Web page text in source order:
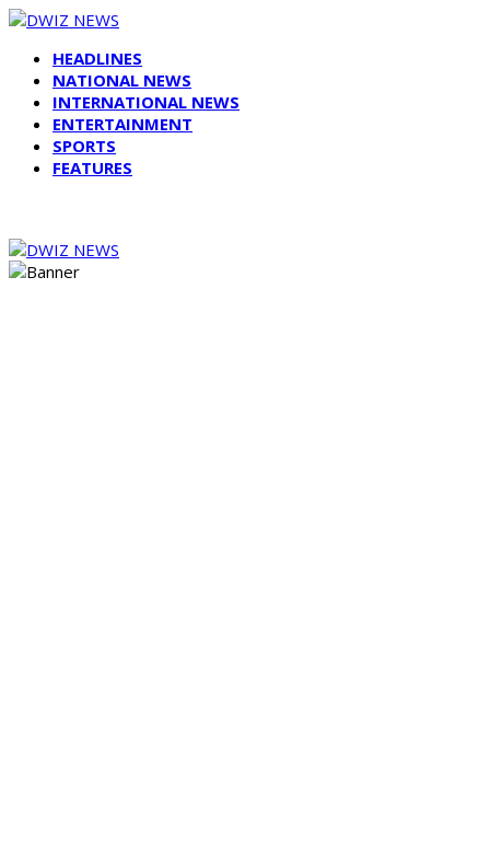
HEADLINES
NATIONAL NEWS
INTERNATIONAL NEWS
ENTERTAINMENT
SPORTS
FEATURES